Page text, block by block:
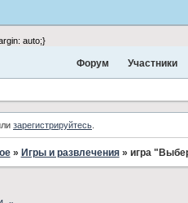
auto;}
Форум Участники
зарегистрируйтесь
» Игры и развлечения » игра